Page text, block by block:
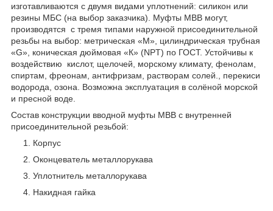
изготавливаются с двумя видами уплотнений: силикон или
резины МБС (на выбор заказчика). Муфты МВВ могут,
производятся с тремя типами наружной присоединительной
резьбы на выбор: метрическая «М», цилиндрическая трубная
«G», коническая дюймовая «К» (NPT) по ГОСТ. Устойчивы к
воздействию кислот, щелочей, морскому климату, фенолам,
спиртам, фреонам, антифризам, растворам солей., перекиси
водорода, озона. Возможна эксплуатация в солёной морской
и пресной воде.
Состав конструкции вводной муфты МВВ с внутренней
присоединительной резьбой:
Корпус
Оконцеватель металлорукава
Уплотнитель металлорукава
Накидная гайка